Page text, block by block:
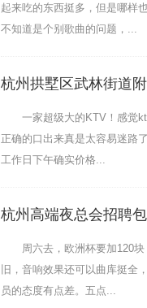
星聚会园区信投大厦3楼
咯,,真呀么真开心杭州园
起来吃的东西挺多，但是哪样
不知道是个别歌曲的问题，...
杭州拱墅区武林街道
一家超级大的KTV！感觉ktv
正确的口出来真是太容易迷路
工作日下午确实价格...
杭州高端夜总会招聘
周六去，欧洲杯要加120块
旧，音响效果还可以曲库挺全
员的态度有点差。五点...